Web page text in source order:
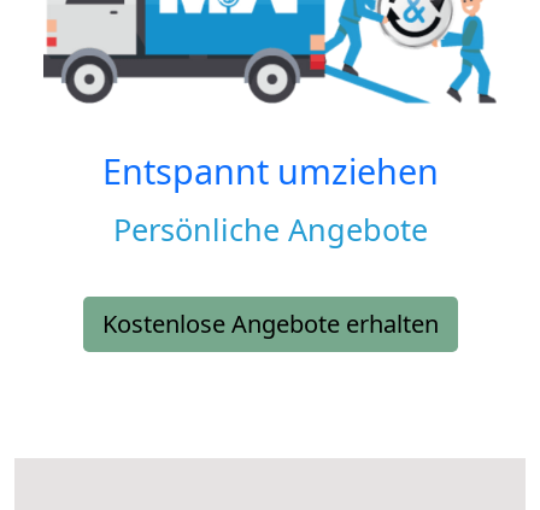
Entspannt umziehen
Persönliche Angebote
Kostenlose Angebote erhalten